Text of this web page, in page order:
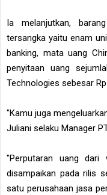
Ia melanjutkan,
tersangka yaitu enam
banking, mata uang
penyitaan uang
Technologies sebesar
"Kamu juga
Juliani selaku Manager
"Perputaran uang dari
disampaikan pada rilis
satu perusahaan jasa